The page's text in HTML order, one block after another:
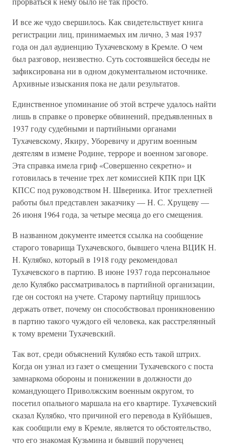
И все же чудо свершилось. Как свидетельствует книга
регистрации лиц, принимаемых им лично, 3 мая 1937
года он дал аудиенцию Тухачевскому в Кремле. О чем
был разговор, неизвестно. Суть состоявшейся беседы не
зафиксирована ни в одном документальном источнике.
Архивные изыскания пока не дали результатов.
Единственное упоминание об этой встрече удалось найти
лишь в справке о проверке обвинений, предъявленных в
1937 году судебными и партийными органами
Тухачевскому, Якиру, Уборевичу и другим военным
деятелям в измене Родине, терроре и военном заговоре.
Эта справка имела гриф «Совершенно секретно» и
готовилась в течение трех лет комиссией КПК при ЦК
КПСС под руководством Н. Шверника. Итог трехлетней
работы был представлен заказчику — Н. С. Хрущеву —
26 июня 1964 года, за четыре месяца до его смещения.
В названном документе имеется ссылка на сообщение
старого товарища Тухачевского, бывшего члена ВЦИК Н.
Н. Кулябко, который в 1918 году рекомендовал
Тухачевского в партию. В июне 1937 года персональное
дело Кулябко рассматривалось в партийной организации,
где он состоял на учете. Старому партийцу пришлось
держать ответ, почему он способствовал проникновению
в партию такого чуждого ей человека, как расстрелянный
к тому времени Тухачевский.
Так вот, среди объяснений Кулябко есть такой штрих.
Когда он узнал из газет о смещении Тухачевского с поста
замнаркома обороны и понижении в должности до
командующего Приволжским военным округом, то
посетил опального маршала на его квартире. Тухачевский
сказал Кулябко, что причиной его перевода в Куйбышев,
как сообщили ему в Кремле, является то обстоятельство,
что его знакомая Кузьмина и бывший порученец